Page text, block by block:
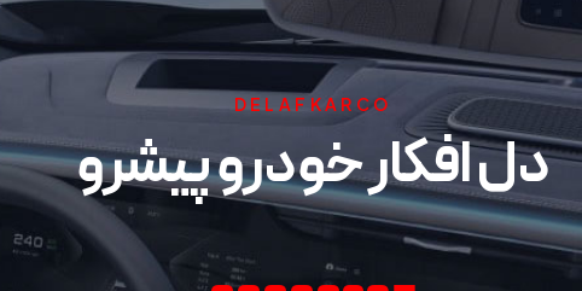
DELAFKARCO
دل افکار خودرو پیشرو